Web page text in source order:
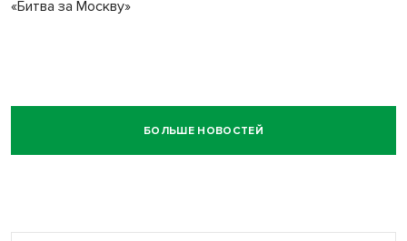
«Битва за Москву»
БОЛЬШЕ НОВОСТЕЙ